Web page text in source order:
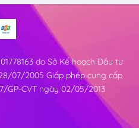
do Sở Kế hoạch Đầu tư
07/2005 Giấp phép cung cấp
GP-CVT ngày 02/05/2013